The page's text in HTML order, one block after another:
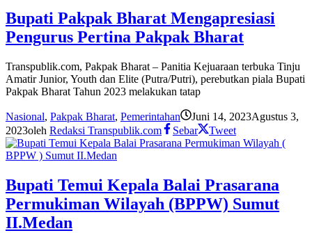
Bupati Pakpak Bharat Mengapresiasi
Pengurus Pertina Pakpak Bharat
Transpublik.com, Pakpak Bharat – Panitia Kejuaraan terbuka Tinju
Amatir Junior, Youth dan Elite (Putra/Putri), perebutkan piala Bupati
Pakpak Bharat Tahun 2023 melakukan tatap
Nasional, Pakpak Bharat, Pemerintahan Juni 14, 2023Agustus 3,
2023oleh Redaksi Transpublik.com Sebar Tweet
Bupati Temui Kepala Balai Prasarana
Permukiman Wilayah (BPPW) Sumut
II.Medan